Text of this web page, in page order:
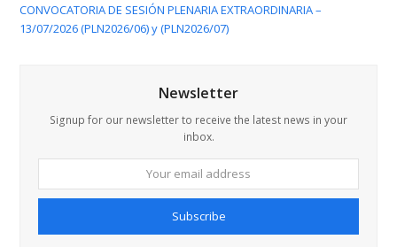
CONVOCATORIA DE SESIÓN PLENARIA EXTRAORDINARIA –
13/07/2026 (PLN2026/06) y (PLN2026/07)
Newsletter
Signup for our newsletter to receive the latest news in your
inbox.
email
address
Subscribe